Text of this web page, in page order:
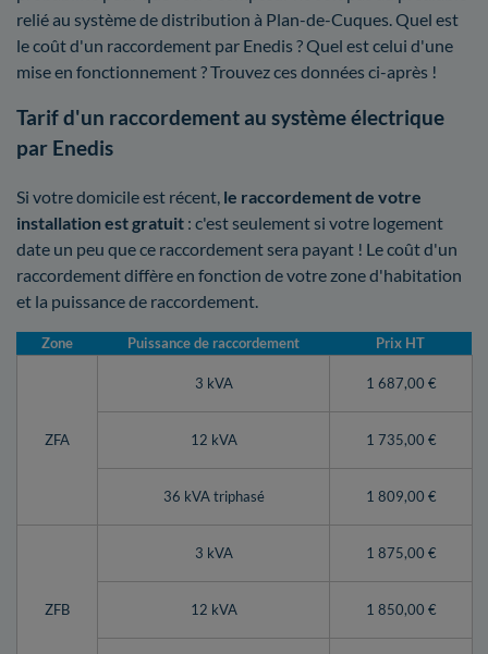
relié au système de distribution à Plan-de-Cuques. Quel est
le coût d'un raccordement par Enedis ? Quel est celui d'une
mise en fonctionnement ? Trouvez ces données ci-après !
Tarif d'un raccordement au système électrique
par Enedis
Si votre domicile est récent, le raccordement de votre
installation est gratuit : c'est seulement si votre logement
date un peu que ce raccordement sera payant ! Le coût d'un
raccordement diffère en fonction de votre zone d'habitation
et la puissance de raccordement.
Zone Puissance de raccordement Prix HT
ZFA
3 kVA 1 687,00 €
12 kVA 1 735,00 €
36 kVA triphasé 1 809,00 €
ZFB
3 kVA 1 875,00 €
12 kVA 1 850,00 €